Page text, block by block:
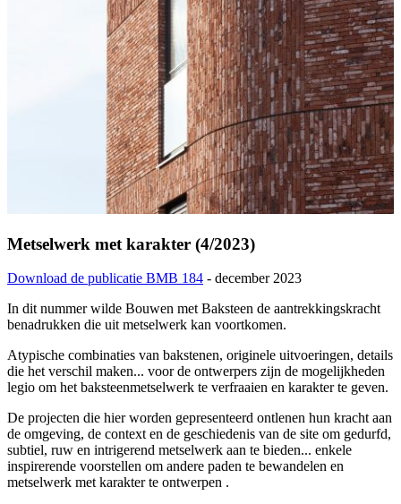
Metselwerk met karakter (4/2023)
Download de publicatie BMB 184 - december 2023
In dit nummer wilde Bouwen met Baksteen de aantrekkingskracht
benadrukken die uit metselwerk kan voortkomen.
Atypische combinaties van bakstenen, originele uitvoeringen, details
die het verschil maken... voor de ontwerpers zijn de mogelijkheden
legio om het baksteenmetselwerk te verfraaien en karakter te geven.
De projecten die hier worden gepresenteerd ontlenen hun kracht aan
de omgeving, de context en de geschiedenis van de site om gedurfd,
subtiel, ruw en intrigerend metselwerk aan te bieden... enkele
inspirerende voorstellen om andere paden te bewandelen en
metselwerk met karakter te ontwerpen .